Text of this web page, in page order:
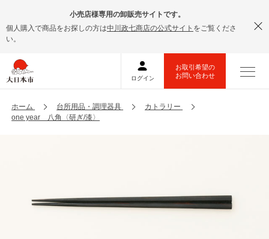
小売店様専用の卸販売サイトです。
個人購入で商品をお探しの方は中川政七商店の公式サイト をご覧くださ
い。
ホーム 台所用品・調理器具
カトラリー
one year 八角〈研ぎ/漆〉